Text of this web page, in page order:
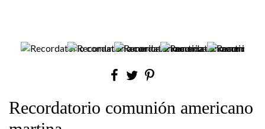
Recordatorio comunión americano